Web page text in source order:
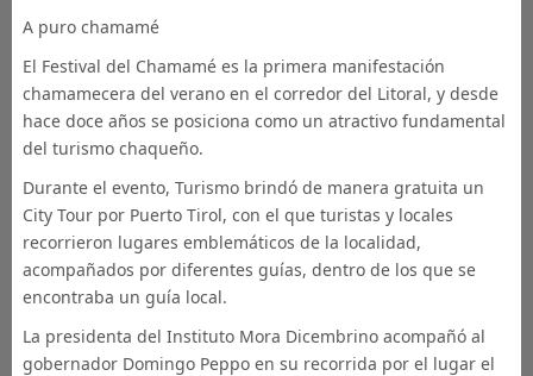
A puro chamamé
El Festival del Chamamé es la primera manifestación
chamamecera del verano en el corredor del Litoral, y desde
hace doce años se posiciona como un atractivo fundamental
del turismo chaqueño.
Durante el evento, Turismo brindó de manera gratuita un
City Tour por Puerto Tirol, con el que turistas y locales
recorrieron lugares emblemáticos de la localidad,
acompañados por diferentes guías, dentro de los que se
encontraba un guía local.
La presidenta del Instituto Mora Dicembrino acompañó al
gobernador Domingo Peppo en su recorrida por el lugar el